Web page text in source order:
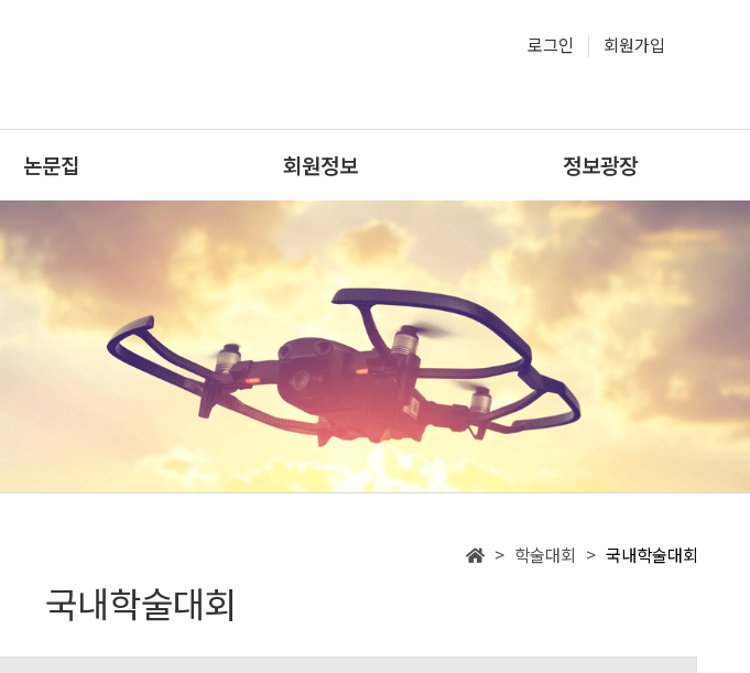
로그인 회원가입
논문집 회원정보 정보광장
> 학술대회 >국내학술대회
국내학술대회